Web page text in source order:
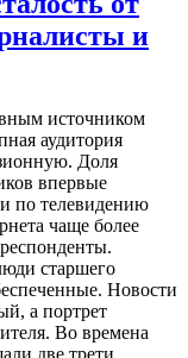
и
источником
аудитория
Доля
впервые
по телевидению
чаще более
старшего
Новости
а портрет
Во времена
две трети